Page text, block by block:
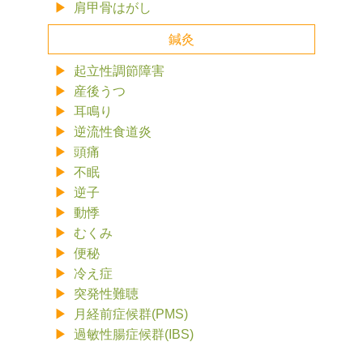
肩甲骨はがし
鍼灸
起立性調節障害
産後うつ
耳鳴り
逆流性食道炎
頭痛
不眠
逆子
動悸
むくみ
便秘
冷え症
突発性難聴
月経前症候群(PMS)
過敏性腸症候群(IBS)